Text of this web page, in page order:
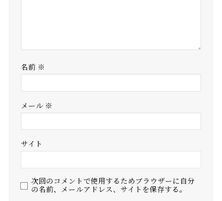
名前 ※
メール ※
サイト
次回のコメントで使用するためブラウザーに自分
の名前、メールアドレス、サイトを保存する。